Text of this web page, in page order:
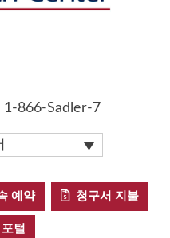
1-866-Sadler-7
예약 청구서 지불
털